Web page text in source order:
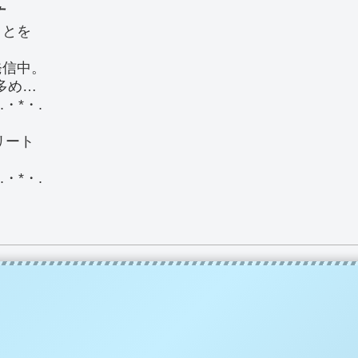
を
中。
め…
*・.
ト
*・.